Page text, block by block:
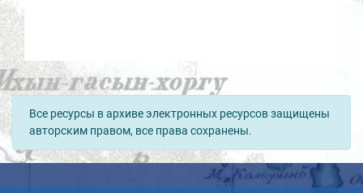
Все ресурсы в архиве электронных ресурсов защищены
авторским правом, все права сохранены.